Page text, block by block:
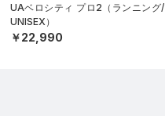
UAベロシティ プロ2（ランニング/
UNISEX）
￥22,990